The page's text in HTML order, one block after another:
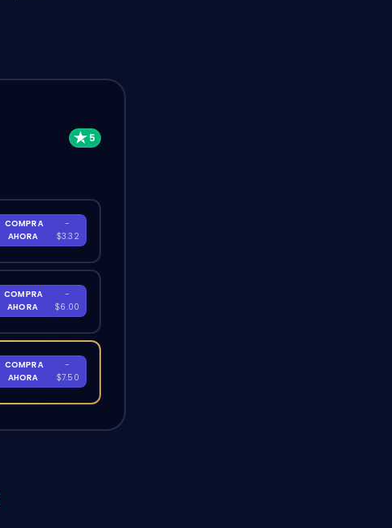
COMPRA
AHORA
-
$3.32
COMPRA
AHORA
-
$6.00
COMPRA
AHORA
-
$7.50